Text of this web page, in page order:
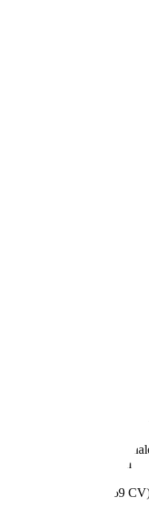
consumo di
nuovi modelli
1.2
Prezzo
120.000 km
51 kW (69